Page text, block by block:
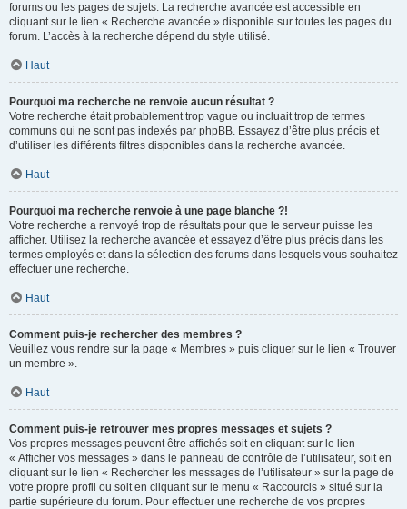
forums ou les pages de sujets. La recherche avancée est accessible en
cliquant sur le lien « Recherche avancée » disponible sur toutes les pages du
forum. L’accès à la recherche dépend du style utilisé.
Haut
Pourquoi ma recherche ne renvoie aucun résultat ?
Votre recherche était probablement trop vague ou incluait trop de termes
communs qui ne sont pas indexés par phpBB. Essayez d’être plus précis et
d’utiliser les différents filtres disponibles dans la recherche avancée.
Haut
Pourquoi ma recherche renvoie à une page blanche ?!
Votre recherche a renvoyé trop de résultats pour que le serveur puisse les
afficher. Utilisez la recherche avancée et essayez d’être plus précis dans les
termes employés et dans la sélection des forums dans lesquels vous souhaitez
effectuer une recherche.
Haut
Comment puis-je rechercher des membres ?
Veuillez vous rendre sur la page « Membres » puis cliquer sur le lien « Trouver
un membre ».
Haut
Comment puis-je retrouver mes propres messages et sujets ?
Vos propres messages peuvent être affichés soit en cliquant sur le lien
« Afficher vos messages » dans le panneau de contrôle de l’utilisateur, soit en
cliquant sur le lien « Rechercher les messages de l’utilisateur » sur la page de
votre propre profil ou soit en cliquant sur le menu « Raccourcis » situé sur la
partie supérieure du forum. Pour effectuer une recherche de vos propres